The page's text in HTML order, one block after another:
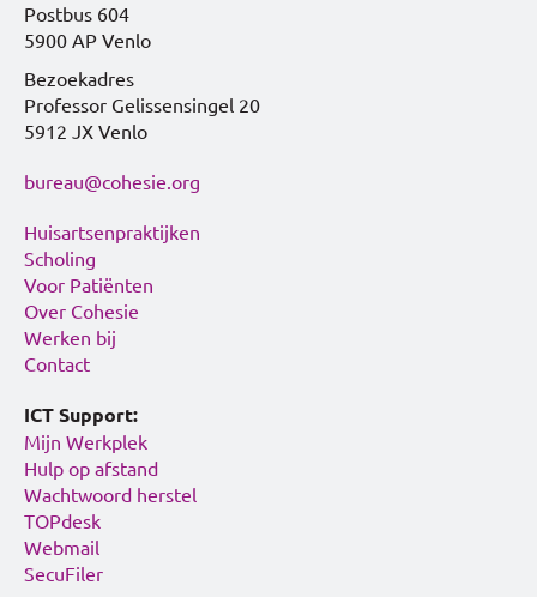
Postbus 604
5900 AP Venlo
Bezoekadres
Professor Gelissensingel 20
5912 JX Venlo
bureau@cohesie.org
Huisartsenpraktijken
Scholing
Voor Patiënten
Over Cohesie
Werken bij
Contact
ICT Support:
Mijn Werkplek
Hulp op afstand
Wachtwoord herstel
TOPdesk
Webmail
SecuFiler